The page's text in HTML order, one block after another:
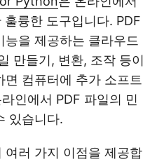
륭한 도구입니다. PDF
능을 제공하는 클라우드
만들기, 변환, 조작 등이
면 컴퓨터에 추가 소프트
인에서 PDF 파일의 민
있습니다.
여러 가지 이점을 제공합